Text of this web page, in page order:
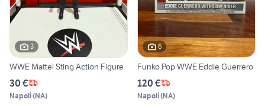
3
WWE Mattel Sting Action Figure
30 €
Napoli(NA)
6
Funko Pop WWE Eddie Guerrero
120 €
Napoli(NA)